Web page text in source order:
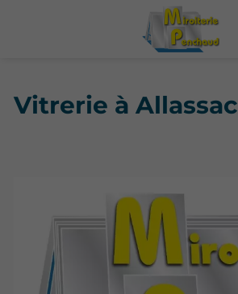
Vitrerie à Allassac